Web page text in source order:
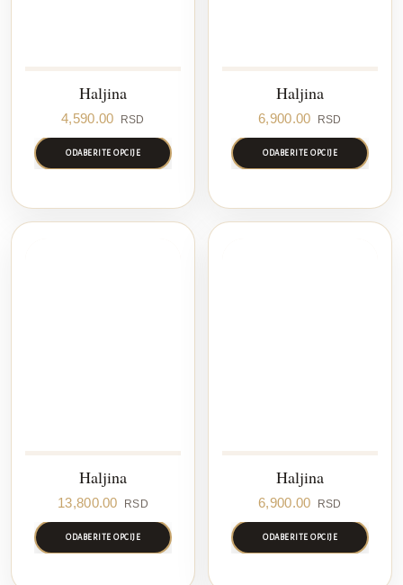
Haljina
4,590.00 RSD
ODABERITE OPCIJE
Haljina
6,900.00 RSD
ODABERITE OPCIJE
Haljina
13,800.00 RSD
ODABERITE OPCIJE
Haljina
6,900.00 RSD
ODABERITE OPCIJE